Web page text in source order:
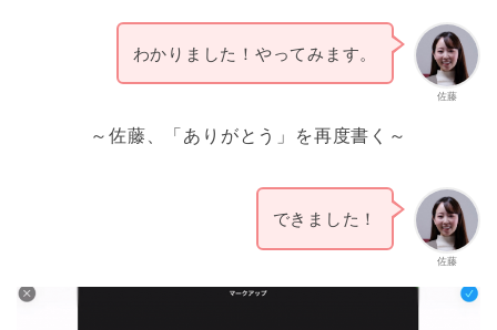
佐藤
わかりました！やってみます。
～佐藤、「ありがとう」を再度書く～
佐藤
できました！